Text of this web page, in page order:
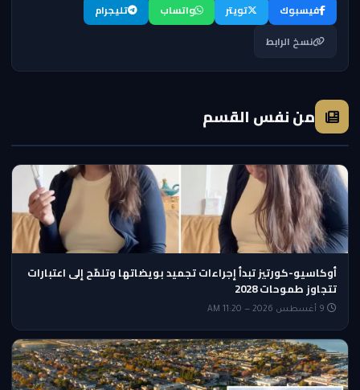
فيسبوك تويتر واتساب
تليجرام
نسخ الرابط
من نفس القسم
أوكاسيو-كورتيز تبدأ إجراءات تجميد بويضاتها وتلمّح إلى اعتبارات
تتجاوز طموحات 2028